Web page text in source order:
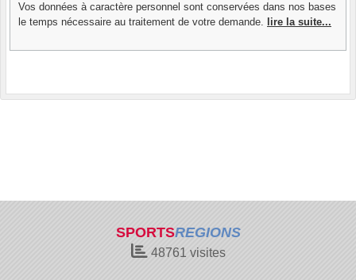
Vos données à caractère personnel sont conservées dans nos bases
le temps nécessaire au traitement de votre demande.
lire la suite...
SPORTSREGIONS
48761 visites